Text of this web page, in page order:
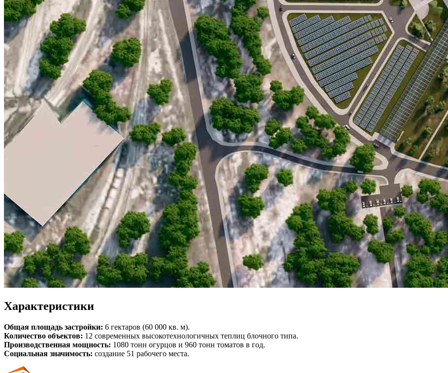
Характеристики
Общая площадь застройки: 6 гектаров (60 000 кв. м).
Количество объектов: 12 современных высокотехнологичных теплиц блочного типа.
Производственная мощность: 1080 тонн огурцов и 960 тонн томатов в год.
Социальная значимость: создание 51 рабочего места.